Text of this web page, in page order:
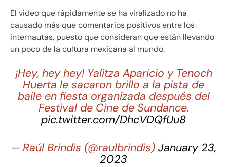
El video que rápidamente se ha viralizado no ha
causado más que comentarios positivos entre los
internautas, puesto que consideran que están llevando
un poco de la cultura mexicana al mundo.
¡Hey, hey hey! Yalitza Aparicio y Tenoch
Huerta le sacaron brillo a la pista de
baile en fiesta organizada después del
Festival de Cine de Sundance.
pic.twitter.com/DhcVDQfUu8
— Raúl Brindis (@raulbrindis) January 23,
2023